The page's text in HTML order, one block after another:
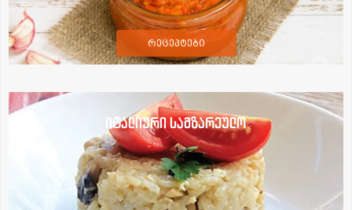
რეცეპტები
იტალიური სამზარეულო